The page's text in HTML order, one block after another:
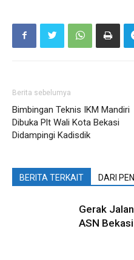
Berita sebelumya
Bimbingan Teknis IKM Mandiri
Dibuka Plt Wali Kota Bekasi
Didampingi Kadisdik
BERITA TERKAIT DARI
Gerak
ASN Bekasi